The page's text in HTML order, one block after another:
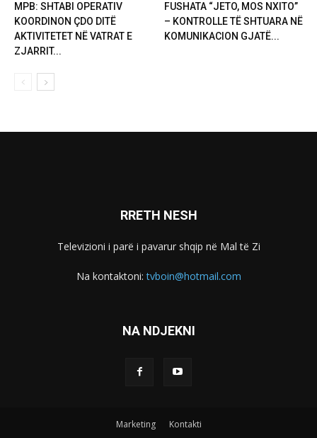
MPB: SHTABI OPERATIV
KOORDINON ÇDO DITË
AKTIVITETET NË VATRAT E
ZJARRIT...
FUSHATA “JETO, MOS NXITO”
– KONTROLLE TË SHTUARA NË
KOMUNIKACION GJATË...
RRETH NESH
Televizioni i parë i pavarur shqip në Mal të Zi
Na kontaktoni:tvboin@hotmail.com
NA NDJEKNI
Marketing Kontakti